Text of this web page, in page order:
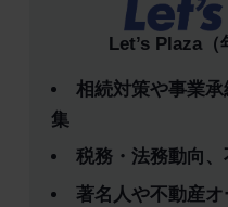
Let’s Plaza（
相続対策や事業
集
税務・法務動向
著名人や不動産